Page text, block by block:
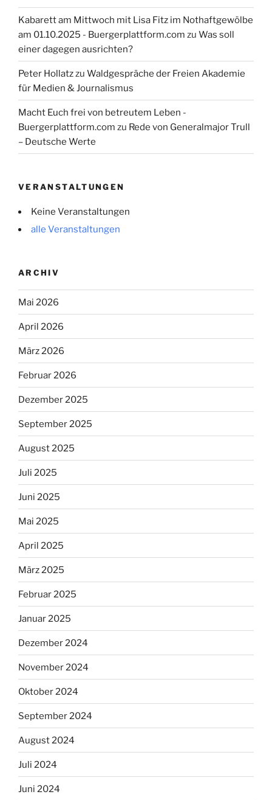
Kabarett am Mittwoch mit Lisa Fitz im Nothaftgewölbe
am 01.10.2025 - Buergerplattform.com zu Was soll
einer dagegen ausrichten?
Peter Hollatzzu Waldgespräche der Freien Akademie
für Medien & Journalismus
Macht Euch frei von betreutem Leben -
Buergerplattform.com zu Rede von Generalmajor Trull
– Deutsche Werte
VERANSTALTUNGEN
Keine Veranstaltungen
alle Veranstaltungen
ARCHIV
Mai 2026
April 2026
März 2026
Februar 2026
Dezember 2025
September 2025
August 2025
Juli 2025
Juni 2025
Mai 2025
April 2025
März 2025
Februar 2025
Januar 2025
Dezember 2024
November 2024
Oktober 2024
September 2024
August 2024
Juli 2024
Juni 2024